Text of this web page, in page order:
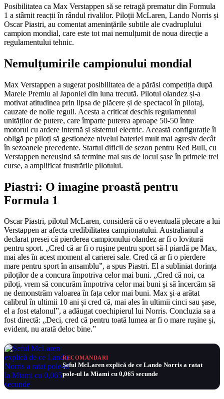
Posibilitatea ca Max Verstappen să se retragă prematur din Formula
1 a stârnit reacții în rândul rivalilor. Piloții McLaren, Lando Norris și
Oscar Piastri, au comentat amenințările subtile ale cvadruplului
campion mondial, care este tot mai nemulțumit de noua direcție a
regulamentului tehnic.
Nemulțumirile campionului mondial
Max Verstappen a sugerat posibilitatea de a părăsi competiția după
Marele Premiu al Japoniei din luna trecută. Pilotul olandez și-a
motivat atitudinea prin lipsa de plăcere și de spectacol în pilotaj,
cauzate de noile reguli. Acesta a criticat deschis regulamentul
unităților de putere, care împarte puterea aproape 50-50 între
motorul cu ardere internă și sistemul electric. Această configurație îi
obligă pe piloți să gestioneze nivelul bateriei mult mai agresiv decât
în sezoanele precedente. Startul dificil de sezon pentru Red Bull, cu
Verstappen nereușind să termine mai sus de locul șase în primele trei
curse, a amplificat frustrările pilotului.
Piastri: O imagine proastă pentru
Formula 1
Oscar Piastri, pilotul McLaren, consideră că o eventuală plecare a lui
Verstappen ar afecta credibilitatea campionatului. Australianul a
declarat presei că pierderea campionului olandez ar fi o lovitură
pentru sport. „Cred că ar fi o rușine pentru sport să-l piardă pe Max,
mai ales în acest moment al carierei sale. Cred că ar fi o pierdere
mare pentru sport în ansamblu”, a spus Piastri. El a subliniat dorința
piloților de a concura împotriva celor mai buni. „Cred că noi, ca
piloți, vrem să concurăm împotriva celor mai buni și să încercăm să
ne demonstrăm valoarea în fața celor mai buni. Max și-a arătat
calibrul în ultimii 10 ani și cred că, mai ales în ultimii cinci sau șase,
el a fost etalonul”, a adăugat coechipierul lui Norris. Concluzia sa a
fost directă: „Deci, cred că pentru toată lumea ar fi o mare rușine și,
evident, nu arată deloc bine.”
RECOMANDARI
Șeful McLaren explică de ce Lando Norris a ratat
pole-ul la Miami cu 0,065 secunde